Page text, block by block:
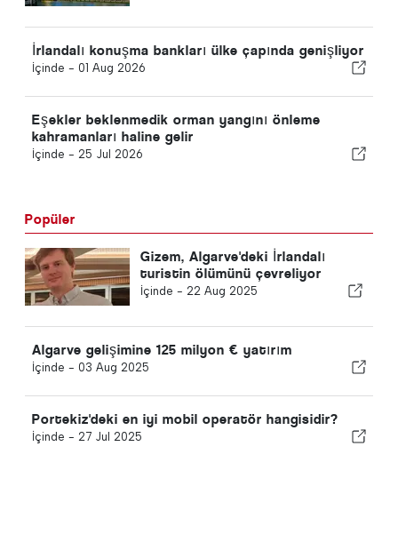
İrlandalı konuşma bankları ülke çapında genişliyor
İçinde - 01 Aug 2026
Eşekler beklenmedik orman yangını önleme
kahramanları haline gelir
İçinde - 25 Jul 2026
Popüler
Gizem, Algarve'deki İrlandalı
turistin ölümünü çevreliyor
İçinde - 22 Aug 2025
Algarve gelişimine 125 milyon € yatırım
İçinde - 03 Aug 2025
Portekiz'deki en iyi mobil operatör hangisidir?
İçinde - 27 Jul 2025